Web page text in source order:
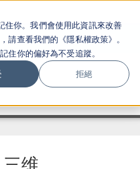
住你。我們會使用此資訊來改善
請查看我們的《隱私權政策》。
住你的偏好為不受追蹤。
拒絕
产品 行业应用
维